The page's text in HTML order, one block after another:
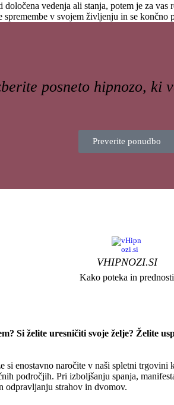
določena vedenja ali stanja, potem je za vas
spremembe v svojem življenju in se končno
posneto hipnozo, ki
Preverite ponudbo
VHIPNOZI.SI
Kako poteka in prednosti
Si želite uresničiti svoje želje? Želite
si enostavno naročite v naši spletni
področjih. Pri izboljšanju spanja,
odpravljanju strahov in dvomov.